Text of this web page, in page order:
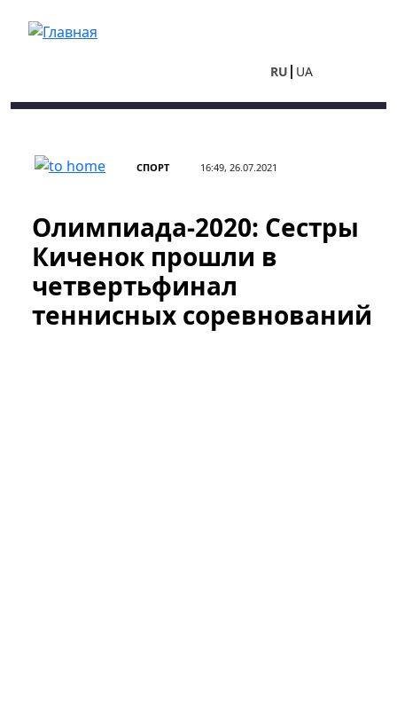
RU UA
СПОРТ 16:49, 26.07.2021
Олимпиада-2020: Сестры
Киченок прошли в
четвертьфинал
теннисных соревнований